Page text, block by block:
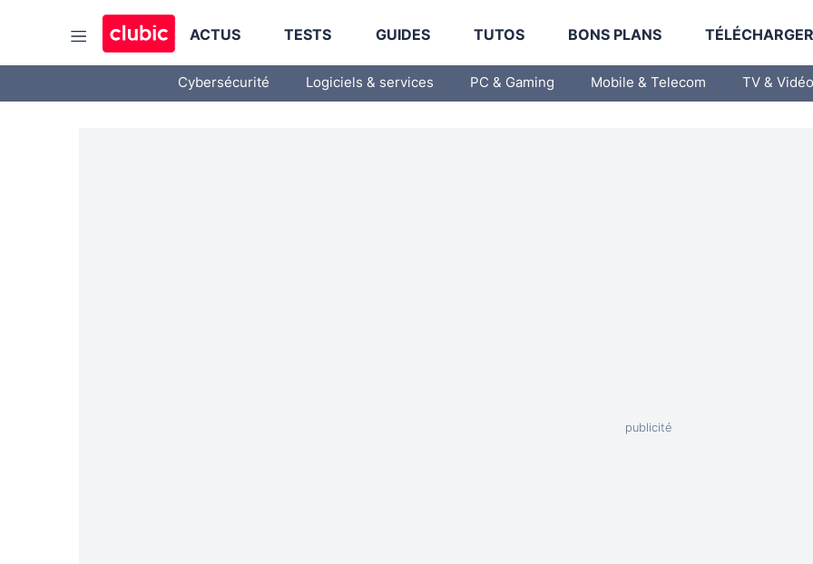
ACTUS TESTS GUIDES TUTOS BONS PLANS
Cybersécurité Logiciels & services PC & Gaming Mobile & Telecom TV & Vidéo